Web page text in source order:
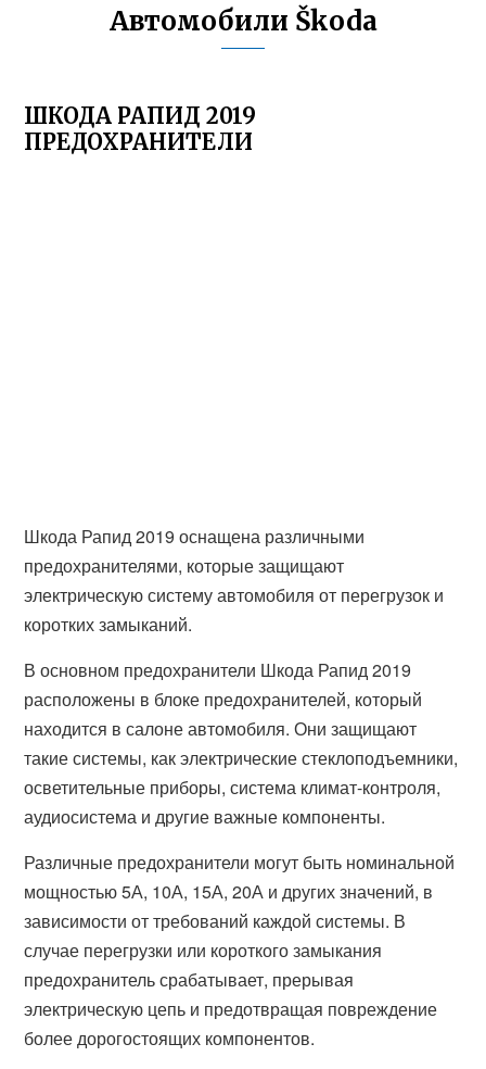
Автомобили Škoda
ШКОДА РАПИД 2019
ПРЕДОХРАНИТЕЛИ
Шкода Рапид 2019 оснащена различными
предохранителями, которые защищают
электрическую систему автомобиля от перегрузок и
коротких замыканий.
В основном предохранители Шкода Рапид 2019
расположены в блоке предохранителей, который
находится в салоне автомобиля. Они защищают
такие системы, как электрические стеклоподъемники,
осветительные приборы, система климат-контроля,
аудиосистема и другие важные компоненты.
Различные предохранители могут быть номинальной
мощностью 5А, 10А, 15А, 20А и других значений, в
зависимости от требований каждой системы. В
случае перегрузки или короткого замыкания
предохранитель срабатывает, прерывая
электрическую цепь и предотвращая повреждение
более дорогостоящих компонентов.